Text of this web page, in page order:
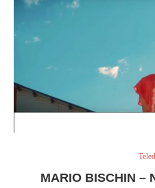
MARIO BISCHIN –